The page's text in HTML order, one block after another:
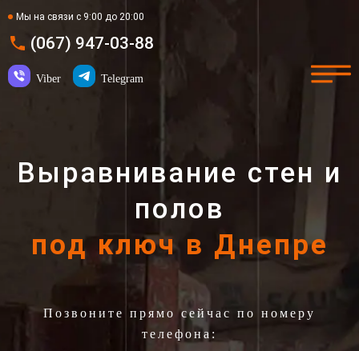
Мы на связи с 9:00 до 20:00
(067) 947-03-88
Viber Telegram
Выравнивание стен и
полов
под ключ в Днепре
Позвоните прямо сейчас по номеру
телефона: